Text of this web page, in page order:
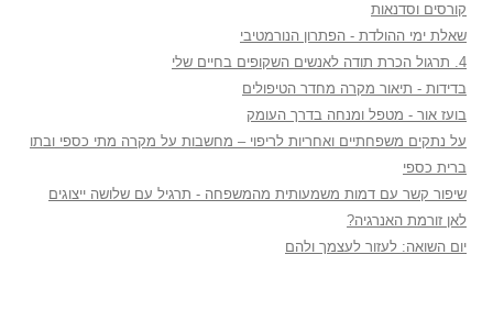
קורסים וסדנאות
שאלת ימי ההולדת - הפתרון הנורמטיבי
4. תרגול הכרת תודה לאנשים השקופים בחיים שלי
בדידות - תיאור מקרה מחדר הטיפולים
בועז אור - מטפל ומנחה בדרך העומק
על נתקים משפחתיים ואחריות לריפוי – מחשבות על מקרה מתי כספי ובתו
ברית כספי
שיפור קשר עם דמות משמעותית מהמשפחה - תרגיל עם שלושה ייצוגים
לאן זורמת האנרגיה?
יום השואה: לעזור לעצמך ולהם